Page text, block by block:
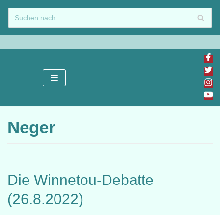
Zum
Inhalt
springen
Neger
Die Winnetou-Debatte
(26.8.2022)